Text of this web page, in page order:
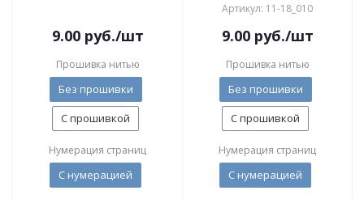
9.00руб./шт
Прошивка нитью
Без прошивки
С прошивкой
Нумерация страниц
С нумерацией
Артикул: 11-18_010
9.00руб./шт
Прошивка нитью
Без прошивки
С прошивкой
Нумерация страниц
С нумерацией